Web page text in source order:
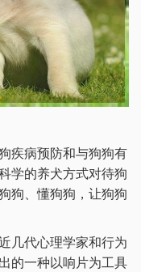
疾病预防和与狗狗有
学的养犬方式对待狗
狗、懂狗狗，让狗狗
几代心理学家和行为
的一种以响片为工具